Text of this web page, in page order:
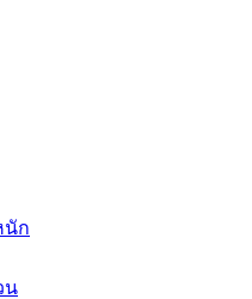
นัก
น